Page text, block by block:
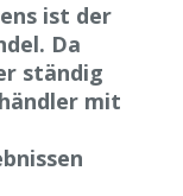
ist der
Da
ständig
mit